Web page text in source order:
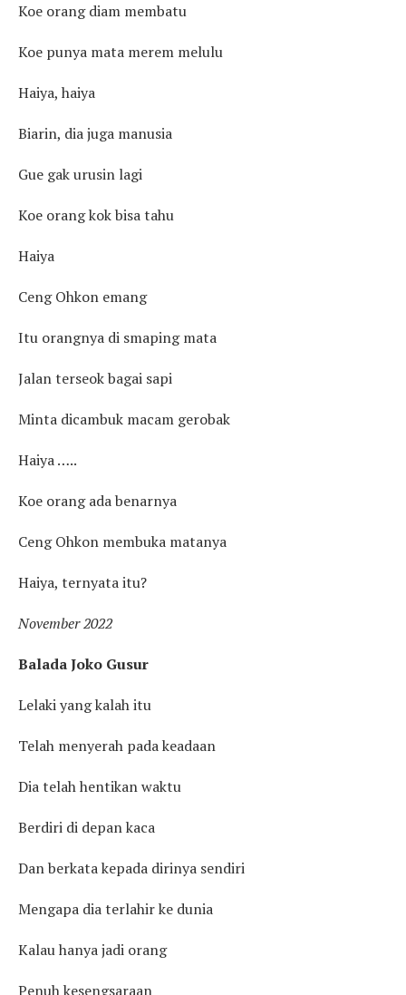
Koe orang diam membatu
Koe punya mata merem melulu
Haiya, haiya
Biarin, dia juga manusia
Gue gak urusin lagi
Koe orang kok bisa tahu
Haiya
Ceng Ohkon emang
Itu orangnya di smaping mata
Jalan terseok bagai sapi
Minta dicambuk macam gerobak
Haiya …..
Koe orang ada benarnya
Ceng Ohkon membuka matanya
Haiya, ternyata itu?
November 2022
Balada Joko Gusur
Lelaki yang kalah itu
Telah menyerah pada keadaan
Dia telah hentikan waktu
Berdiri di depan kaca
Dan berkata kepada dirinya sendiri
Mengapa dia terlahir ke dunia
Kalau hanya jadi orang
Penuh kesengsaraan